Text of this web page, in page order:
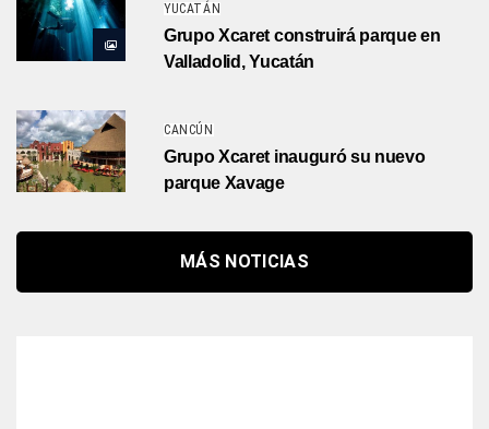
YUCATÁN
Grupo Xcaret construirá parque en
Valladolid, Yucatán
CANCÚN
Grupo Xcaret inauguró su nuevo
parque Xavage
MÁS NOTICIAS